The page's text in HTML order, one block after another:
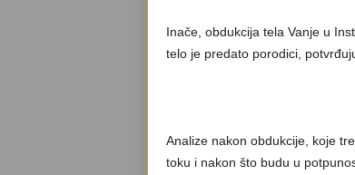
Inače, obdukcija tela Vanje u
telo je predato porodici,
Analize nakon obdukcije, koje
toku i nakon što budu u